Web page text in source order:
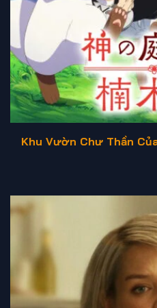
Khu Vườn Chư Thần